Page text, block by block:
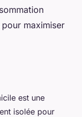
maximiser
est une
isolée pour